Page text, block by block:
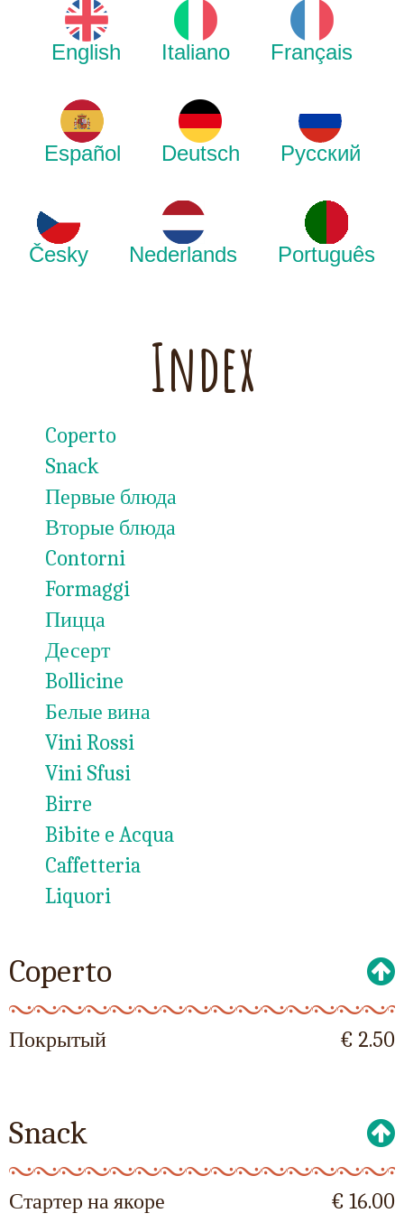
English Italiano Français
Español Deutsch Русский
Česky Nederlands Português
Index
Coperto
Snack
Первые блюда
Вторые блюда
Contorni
Formaggi
Пицца
Десерт
Bollicine
Белые вина
Vini Rossi
Vini Sfusi
Birre
Bibite e Acqua
Caffetteria
Liquori
Coperto
Покрытый € 2.50
Snack
Стартер на якоре
€ 16.00